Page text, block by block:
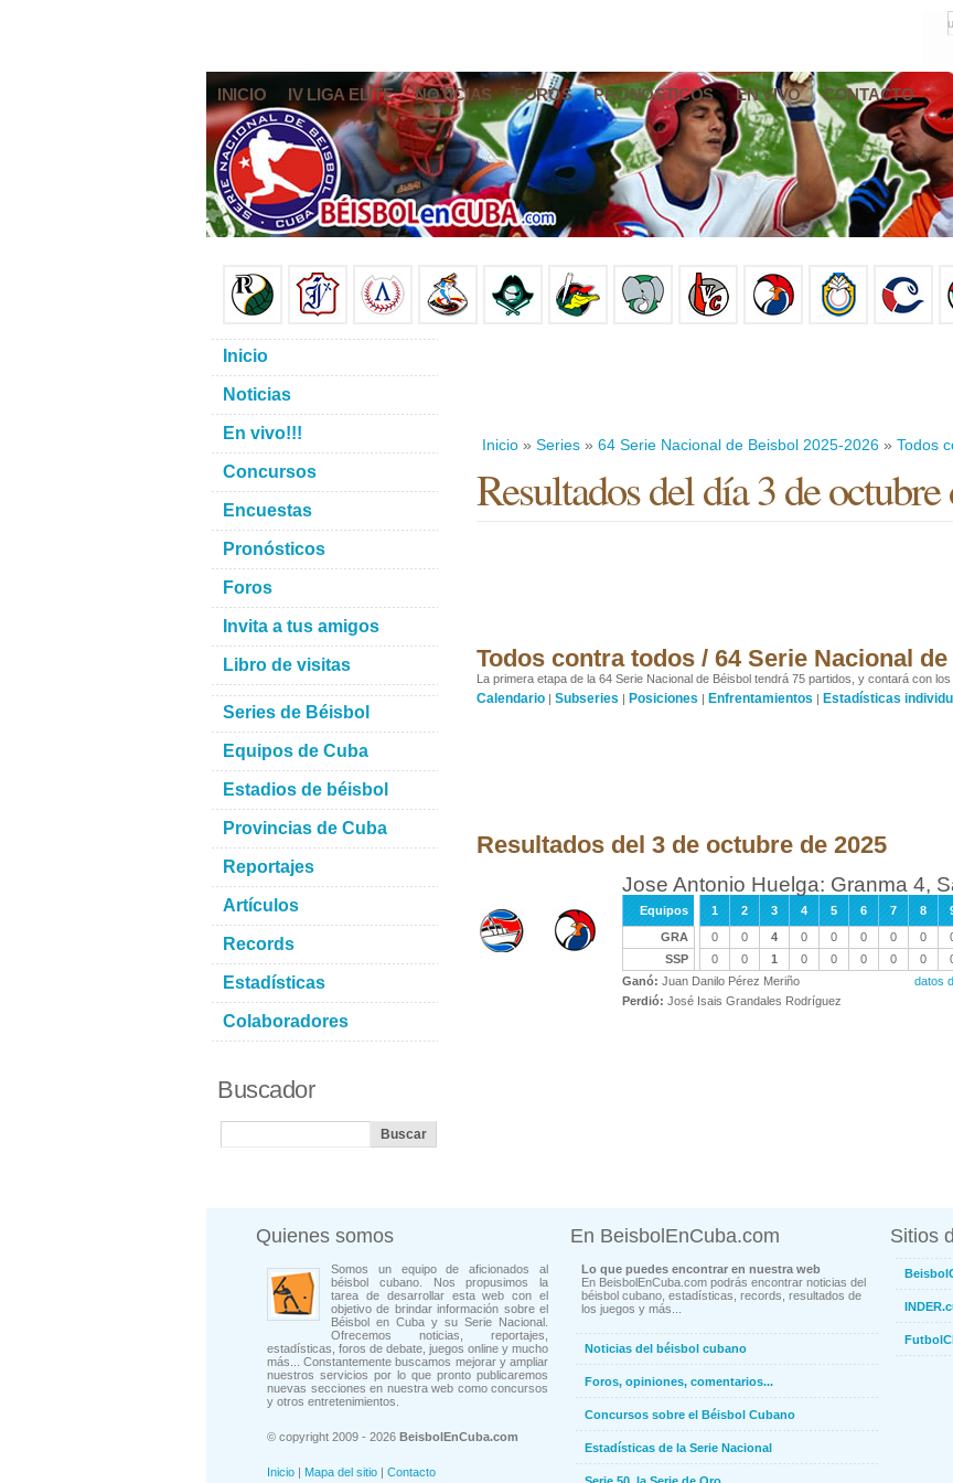
INICIO IV LIGA ELITE NOTICIAS FOROS PRONÓSTICOS EN VIVO CONTACTO
Inicio » Series » 64 Serie Nacional de Beisbol 2025-2026 » Todos
Resultados del día 3 de
Todos contra todos / 64 Serie Nacional
La primera etapa de la 64 Serie Nacional de Béisbol tendrá 75 partidos, y contará con
Calendario | Subseries | Posiciones | Enfrentamientos | Estadísticas
Resultados del 3 de octubre de 2025
Jose Antonio Huelga: Granma 4,
Equipos 1 2 3 4 5 6 7 8
GRA
0 0 4 0 0 0 0 0
SSP
0 0 1 0 0 0 0 0
datos
Ganó: Juan Danilo Pérez Meriño
Perdió: José Isais Grandales Rodríguez
Inicio
Noticias
En vivo!!!
Concursos
Encuestas
Pronósticos
Foros
Invita a tus amigos
Libro de visitas
Series de Béisbol
Equipos de Cuba
Estadios de béisbol
Provincias de Cuba
Reportajes
Artículos
Records
Estadísticas
Colaboradores
Buscador
Quienes somos
Somos un equipo de aficionados al
béisbol cubano. Nos propusimos la
tarea de desarrollar esta web con el
objetivo de brindar información sobre el
Béisbol en Cuba y su Serie Nacional.
Ofrecemos noticias, reportajes,
estadísticas, foros de debate, juegos online y mucho
más... Constantemente buscamos mejorar y ampliar
nuestros servicios por lo que pronto publicaremos
nuevas secciones en nuestra web como concursos
y otros entretenimientos.
© copyright 2009 - 2026 BeisbolEnCuba.com
Inicio | Mapa del sitio | Contacto
En BeisbolEnCuba.com
Lo que puedes encontrar en nuestra web
En BeisbolEnCuba.com podrás encontrar noticias del
béisbol cubano, estadísticas, records, resultados de
los juegos y más...
Noticias del béisbol cubano
Foros, opiniones, comentarios...
Concursos sobre el Béisbol Cubano
Estadísticas de la Serie Nacional
Sitios